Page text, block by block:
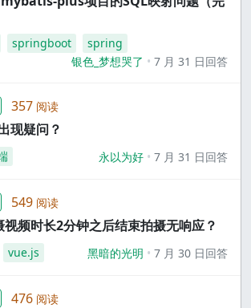
springboot
spring
银色_梦想哭了
7 月 31 日回答
357 阅读
现疑问？
永以为好 7 月 31 日回答
549 阅读
频时长2分钟之后结束拍摄无响应？
vue.js 黑暗的光明 7 月 30 日回答
476 阅读